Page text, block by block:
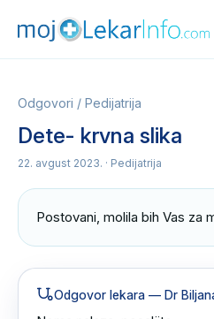
Odgovori / Pedijatrija
Dete- krvna slika
22. avgust 2023. · Pedijatrija
Postovani, molila bih Vas za
Odgovor lekara — Dr